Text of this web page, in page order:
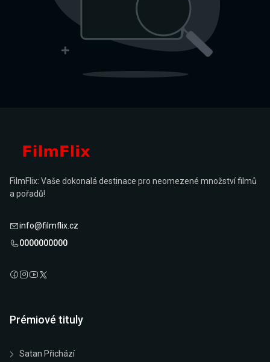
FilmFlix: Vaše dokonalá destinace pro neomezené množství filmů
a pořadů!
info@filmflix.cz
0000000000
Prémiové tituly
Satan Přichází